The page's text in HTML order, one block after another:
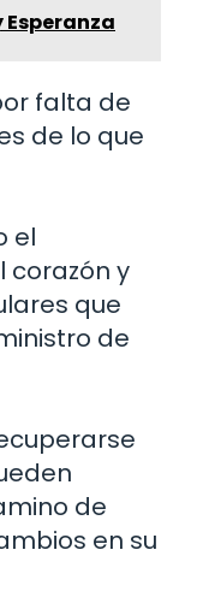
falta de
de lo que
el
corazón y
que
de
de
en su